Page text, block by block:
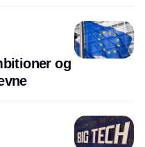
og